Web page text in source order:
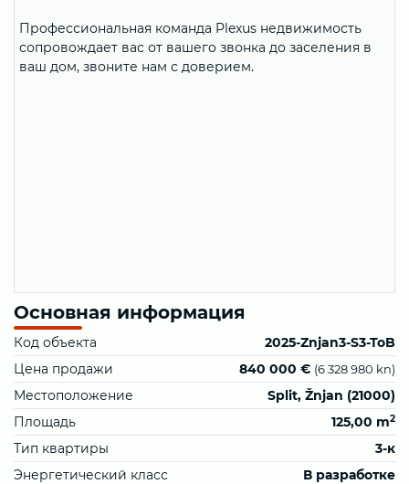
Профессиональная команда Plexus недвижимость
сопровождает вас от вашего звонка до заселения в
ваш дом, звоните нам с доверием.
Основная информация
Код объекта
2025-Znjan3-S3-ToB
Цена продажи
840 000 € (6 328 980 kn)
Местоположение
Split, Žnjan (21000)
Площадь
125,00 m2
Тип квартиры
3-к
Энергетический класс
В разработке